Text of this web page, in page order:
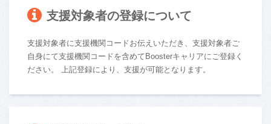
支援対象者の登録について
支援対象者に支援機関コードお伝えいただき、支援対象者ご
自身にて支援機関コードを含めてBoosterキャリアにご登録く
ださい。 上記登録により、支援が可能となります。